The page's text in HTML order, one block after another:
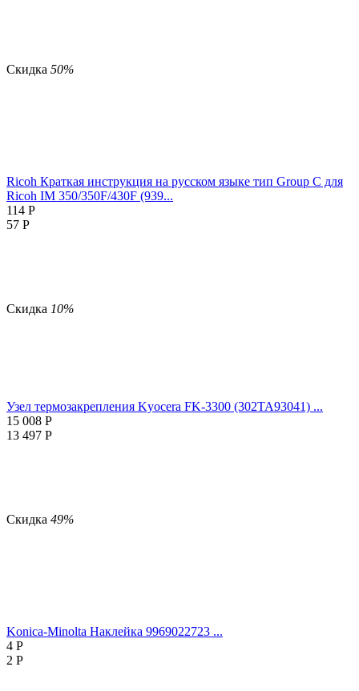
Скидка 50%
Ricoh Краткая инструкция на русском языке тип Group C для
Ricoh IM 350/350F/430F (939...
114 Р
57 Р
Скидка 10%
Узел термозакрепления Kyocera FK-3300 (302TA93041) ...
15 008 Р
13 497 Р
Скидка 49%
Konica-Minolta Наклейка 9969022723 ...
4 Р
2 Р